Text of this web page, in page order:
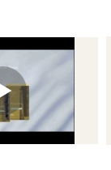
ロスの使い方「トー